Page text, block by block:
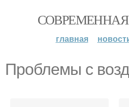
главная
Проблемы с